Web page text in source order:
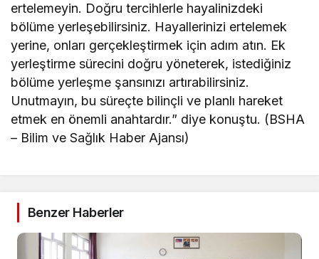
ertelemeyin. Doğru tercihlerle hayalinizdeki
bölüme yerleşebilirsiniz. Hayallerinizi ertelemek
yerine, onları gerçekleştirmek için adım atın. Ek
yerleştirme sürecini doğru yöneterek, istediğiniz
bölüme yerleşme şansınızı artırabilirsiniz.
Unutmayın, bu süreçte bilinçli ve planlı hareket
etmek en önemli anahtardır.” diye konuştu. (BSHA
– Bilim ve Sağlık Haber Ajansı)
Benzer Haberler